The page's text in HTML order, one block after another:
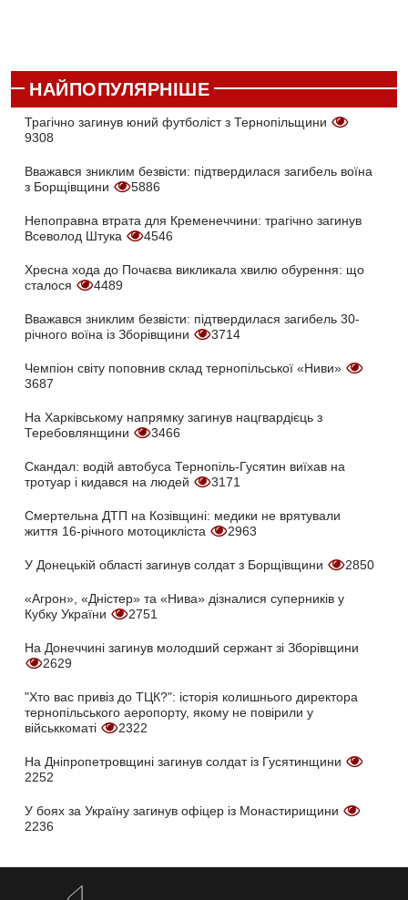
НАЙПОПУЛЯРНІШЕ
Трагічно загинув юний футболіст з Тернопільщини
9308
Вважався зниклим безвісти: підтвердилася загибель воїна
з Борщівщини
5886
Непоправна втрата для Кременеччини: трагічно загинув
Всеволод Штука
4546
Хресна хода до Почаєва викликала хвилю обурення: що
сталося
4489
Вважався зниклим безвісти: підтвердилася загибель 30-
річного воїна із Зборівщини
3714
Чемпіон світу поповнив склад тернопільської «Ниви»
3687
На Харківському напрямку загинув нацгвардієць з
Теребовлянщини
3466
Скандал: водій автобуса Тернопіль-Гусятин виїхав на
тротуар і кидався на людей
3171
Смертельна ДТП на Козівщині: медики не врятували
життя 16-річного мотоцикліста
2963
У Донецькій області загинув солдат з Борщівщини 2850
«Агрон», «Дністер» та «Нива» дізналися суперників у
Кубку України
2751
На Донеччині загинув молодший сержант зі Зборівщини
2629
"Хто вас привіз до ТЦК?": історія колишнього директора
тернопільського аеропорту, якому не повірили у
військкоматі
2322
На Дніпропетровщині загинув солдат із Гусятинщини
2252
У боях за Україну загинув офіцер із Монастирищини
2236